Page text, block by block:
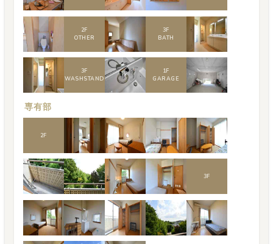
2F
OTHER
3F
BATH
3F
WASHSTAND
1F
GARAGE
専有部
2F
3F